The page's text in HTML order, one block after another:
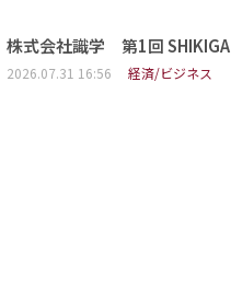
株式会社識学 第1回
2026.07.31 16:56 経済/ビジネス